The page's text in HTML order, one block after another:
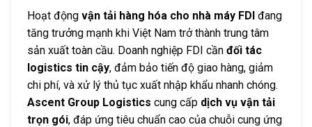
Hoạt động vận tải hàng hóa cho nhà máy FDI đang
tăng trưởng mạnh khi Việt Nam trở thành trung tâm
sản xuất toàn cầu. Doanh nghiệp FDI cần đối tác
logistics tin cậy, đảm bảo tiến độ giao hàng, giảm
chi phí, và xử lý thủ tục xuất nhập khẩu nhanh chóng.
Ascent Group Logistics cung cấp dịch vụ vận tải
trọn gói, đáp ứng tiêu chuẩn cao của chuỗi cung ứng